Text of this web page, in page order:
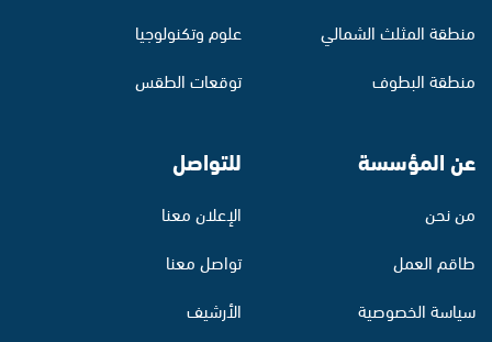
منطقة المثلث الشمالي
منطقة البطوف
علوم وتكنولوجيا
توقعات الطقس
عن المؤسسة
من نحن
طاقم العمل
سياسة الخصوصية
للتواصل
الإعلان معنا
تواصل معنا
الأرشيف